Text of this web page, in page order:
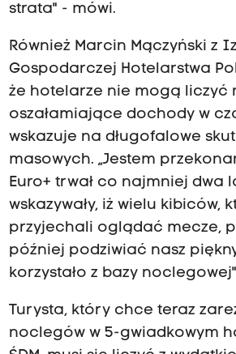
strata" - mówi.
Również Marcin Mączyński z
Gospodarczej Hotelarstwa
że hotelarze nie mogą liczyć
oszałamiające dochody w
wskazuje na długofalowe
masowych. „Jestem
Euro+ trwał co najmniej dwa
wskazywały, iż wielu kibiców,
przyjechali oglądać mecze,
później podziwiać nasz
korzystało z bazy
Turysta, który chce teraz
noclegów w 5-gwiadkowym